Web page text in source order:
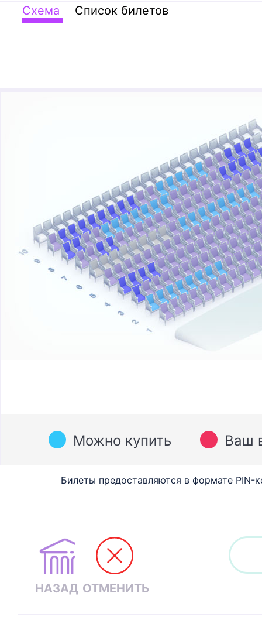
Схема Список билетов
Можно купить Ваш
Билеты предоставляются в формате PIN-